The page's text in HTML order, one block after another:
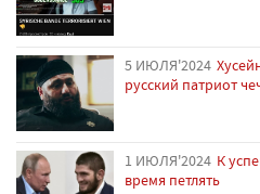
5 ИЮЛЯ'2024
русский патриот
1 ИЮЛЯ'2024 К
время петлять